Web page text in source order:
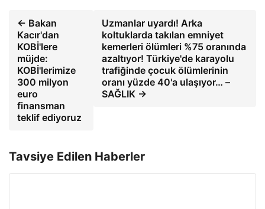
← Bakan
Kacır'dan
KOBİ'lere
müjde:
KOBİ'lerimize
300 milyon
euro
finansman
teklif ediyoruz
Uzmanlar uyardı! Arka
koltuklarda takılan emniyet
kemerleri ölümleri %75 oranında
azaltıyor! Türkiye'de karayolu
trafiğinde çocuk ölümlerinin
oranı yüzde 40'a ulaşıyor… –
SAĞLIK →
Tavsiye Edilen Haberler